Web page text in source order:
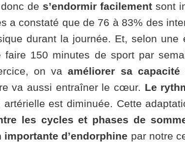
de s’endormir facilement sont
a constaté que de 76 à 83% des
durant la journée. Et, selon une
150 minutes de sport par
on vaaméliorer sa capacité
va aussi entraîner le cœur. Le
est diminuée. Cette
les cycles et phases de
importante d’endorphine par notre